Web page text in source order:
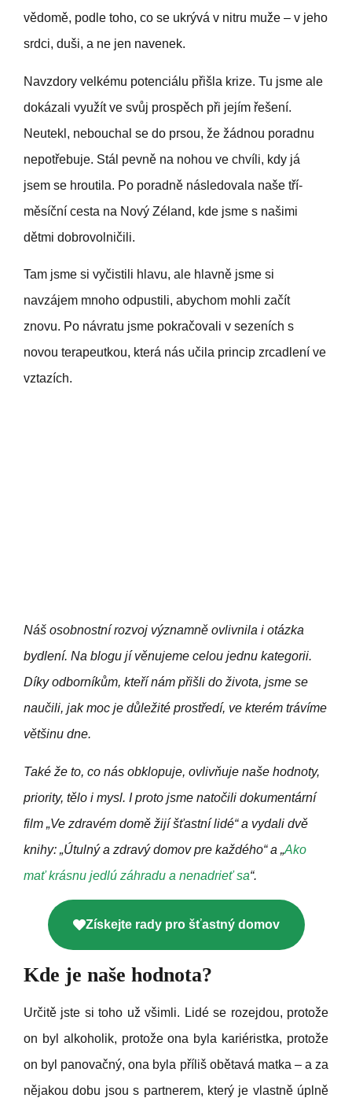
vědomě, podle toho, co se ukrývá v nitru muže – v jeho
srdci, duši, a ne jen navenek.
Navzdory velkému potenciálu přišla krize. Tu jsme ale
dokázali využít ve svůj prospěch při jejím řešení.
Neutekl, nebouchal se do prsou, že žádnou poradnu
nepotřebuje. Stál pevně na nohou ve chvíli, kdy já
jsem se hroutila. Po poradně následovala naše tří­
měsíční cesta na Nový Zéland, kde jsme s našimi
dětmi dobrovolničili.
Tam jsme si vyčistili hlavu, ale hlavně jsme si
navzájem mnoho odpustili, abychom mohli začít
znovu. Po návratu jsme pokračovali v sezeních s
novou terapeutkou, která nás učila princip zrcadlení ve
vztazích.
Náš osobnostní rozvoj významně ovlivnila i otázka
bydlení. Na blogu jí věnujeme celou jednu kategorii.
Díky odborníkům, kteří nám přišli do života, jsme se
naučili, jak moc je důležité prostředí, ve kterém trávíme
většinu dne.
Také že to, co nás obklopuje, ovlivňuje naše hodnoty,
priority, tělo i mysl. I proto jsme natočili dokumentární
film „Ve zdravém domě žijí šťastní lidé“ a vydali dvě
knihy: „Útulný a zdravý domov pre každého“ a „Ako
mať krásnu jedlú záhradu a nenadrieť sa“.
Získejte rady pro šťastný domov
Kde je naše hodnota?
Určitě jste si toho už všimli. Lidé se rozejdou, protože
on byl alkoholik, protože ona byla kariéristka, protože
on byl panovačný, ona byla příliš obětavá matka – a za
nějakou dobu jsou s partnerem, který je vlastně úplně